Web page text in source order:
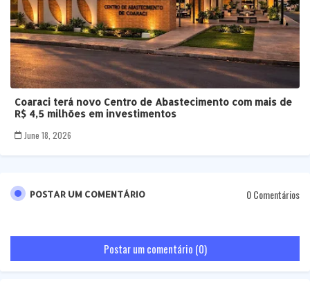
Coaraci terá novo Centro de Abastecimento com mais de
R$ 4,5 milhões em investimentos
June 18, 2026
POSTAR UM COMENTÁRIO 0 Comentários
Postar um comentário (0)